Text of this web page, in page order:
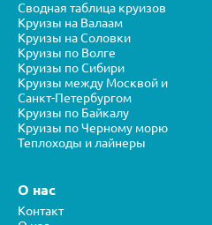
Сводная таблица круизов
Круизы на Валаам
Круизы на Соловки
Круизы по Волге
Круизы по Сибири
Круизы между Москвой и
Санкт-Петербургом
Круизы по Байкалу
Круизы по Черному морю
Теплоходы и лайнеры
О нас
Контакт